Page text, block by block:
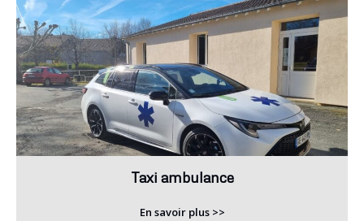
Taxi ambulance
En savoir plus >>